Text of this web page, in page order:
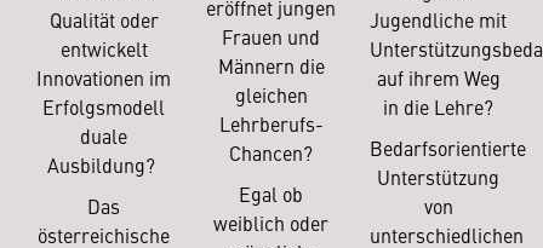
Qualität oder
entwickelt
Innovationen im
Erfolgsmodell
duale
Ausbildung?
Das
österreichische
eröffnet jungen
Frauen und
Männern die
gleichen
Lehrberufs-
Chancen?
Egal ob
weiblich oder
Jugendliche mit
auf ihrem Weg
in die Lehre?
Bedarfsorientierte
Unterstützung
von
unterschiedlichen